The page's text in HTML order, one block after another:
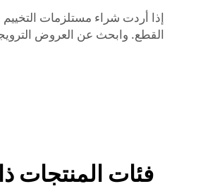
إذا أردت شراء مستلزمات التخييم
القطع. وابحث عن العروض
فئات المنتجات